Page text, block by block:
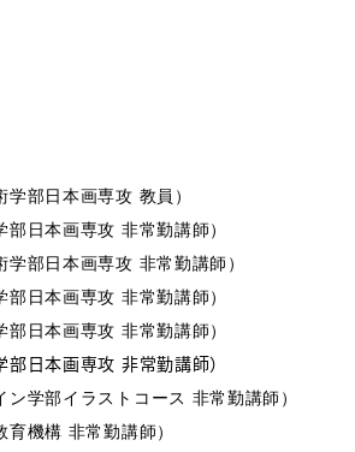
部日本画専攻 教員）
日本画専攻 非常勤講師）
部日本画専攻 非常勤講師）
日本画専攻 非常勤講師）
日本画専攻 非常勤講師）
日本画専攻 非常勤講師）
学部イラストコース 非常勤講師）
機構 非常勤講師）